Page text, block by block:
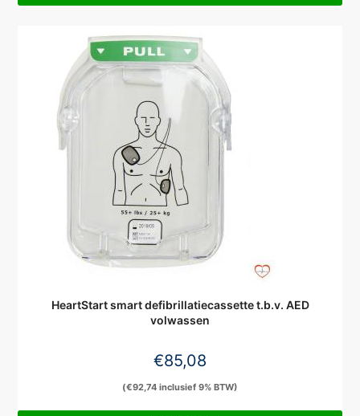
HeartStart smart defibrillatiecassette t.b.v. AED
volwassen
€85,08
(€92,74 inclusief 9% BTW)